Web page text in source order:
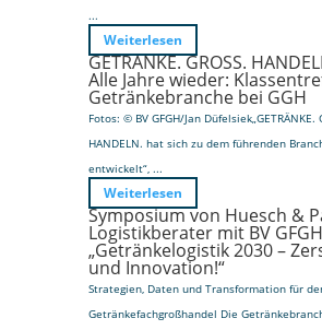
...
Weiterlesen
GETRÄNKE. GROSS.
Alle Jahre wieder:
Getränkebranche bei GGH
Fotos: © BV GFGH/Jan Düfelsiek„GETRÄNKE.
HANDELN. hat sich zu dem führenden
entwickelt“, ...
Weiterlesen
Symposium von Huesch &
Logistikberater mit BV
„Getränkelogistik 2030 –
und Innovation!“
Strategien, Daten und Transformation für
Getränkefachgroßhandel Die